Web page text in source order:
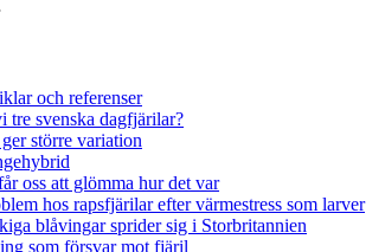
och referenser
tre svenska dagfjärilar?
större variation
oss att glömma hur det var
hos rapsfjärilar efter värmestress som larver
blåvingar sprider sig i Storbritannien
som försvar mot fjäril